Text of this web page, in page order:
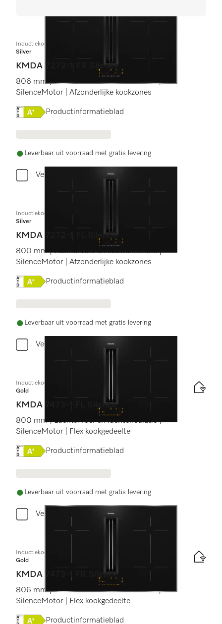
Inductiekookplaat met afzuiging
Silver
KMDA 7272-1 FR Silence
806 mm | Luchtafvoer en luchtcirculatie |
SilenceMotor | Afzonderlijke kookzones
Online Label Flag, Energielabel
Productinformatieblad
Leverbaar uit voorraad met gratis levering
Vergelijken
Inductiekookplaat met afzuiging
Silver
KMDA 7272-1 FL Silence
800 mm | Luchtafvoer en luchtcirculatie |
SilenceMotor | Afzonderlijke kookzones
Online Label Flag, Energielabel
Productinformatieblad
Leverbaar uit voorraad met gratis levering
Vergelijken
Inductiekookplaat met afzuiging
Gold
KMDA 7473-1 FL Silence
800 mm | Luchtafvoer en luchtcirculatie |
SilenceMotor | Flex kookgedeelte
Online Label Flag, Energielabel
Productinformatieblad
Leverbaar uit voorraad met gratis levering
Vergelijken
Inductiekookplaat met afzuiging
Gold
KMDA 7473-1 FR Silence
806 mm | Luchtafvoer en luchtcirculatie |
SilenceMotor | Flex kookgedeelte
Online Label Flag, Energielabel
Productinformatieblad